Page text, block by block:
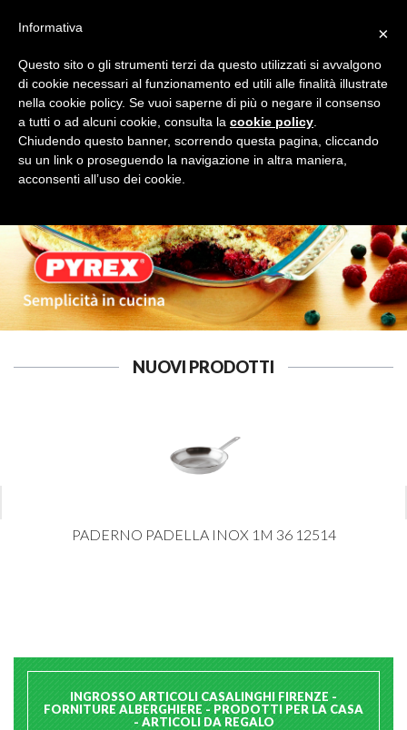
IL COCCIO Cerca
NUOVI PRODOTTI
PADERNO PADELLA INOX 1M 36 12514
INGROSSO ARTICOLI CASALINGHI FIRENZE -
FORNITURE ALBERGHIERE - PRODOTTI PER LA CASA
- ARTICOLI DA REGALO
×
Informativa
Questo sito o gli strumenti terzi da questo utilizzati si avvalgono
di cookie necessari al funzionamento ed utili alle finalità illustrate
nella cookie policy. Se vuoi saperne di più o negare il consenso
a tutti o ad alcuni cookie, consulta la cookie policy
Chiudendo questo banner, scorrendo questa pagina, cliccando
su un link o proseguendo la navigazione in altra maniera,
acconsenti all’uso dei cookie.